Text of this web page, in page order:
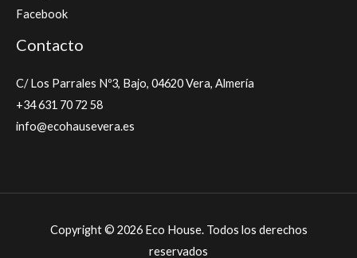
Facebook
Contacto
C/ Los Parrales Nº3, Bajo, 04620 Vera, Almería
+34 631 70 72 58
info@ecohausevera.es
Copyright © 2026 Eco House. Todos los derechos
reservados